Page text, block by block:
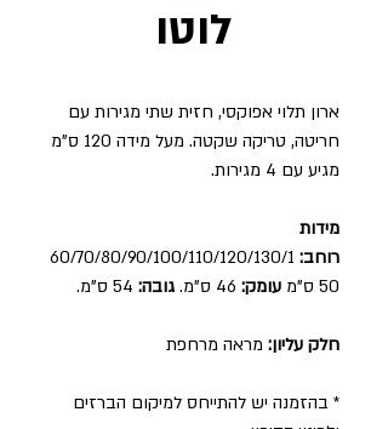
לוטו
ארון תלוי אפוקסי, חזית שתי מגירות עם
חריטה, טריקה שקטה. מעל מידה 120 ס"מ
מגיע עם 4 מגירות.
מידות
רוחב: 60/70/80/90/100/110/120/130/1
50 ס"מ
עומק: גובה: 54 ס"מ.
חלק עליון: מראה מרחפת
* בהזמנה יש להתייחס למיקום הברזים